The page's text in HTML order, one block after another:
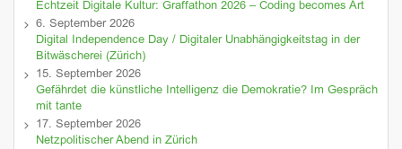
Echtzeit Digitale Kultur: Graffathon 2026 – Coding becomes Art
6. September 2026
Digital Independence Day / Digitaler Unabhängigkeitstag in der
Bitwäscherei (Zürich)
15. September 2026
Gefährdet die künstliche Intelligenz die Demokratie? Im Gespräch
mit tante
17. September 2026
Netzpolitischer Abend in Zürich